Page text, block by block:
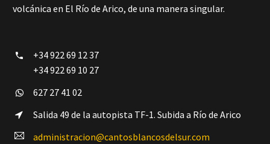
volcánica en El Río de Arico, de una manera singular.


+34 922 69 12 37
+34 922 69 10 27

 627 27 41 02

 Salida 49 de la autopista TF-1. Subida a Río de Arico


administracion@cantosblancosdelsur.com